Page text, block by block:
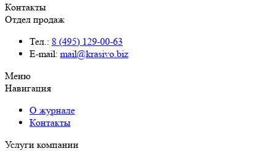
Контакты
Отдел продаж
Тел.: 8 (495) 129-00-63
E-mail: mail@krasivo.biz
Меню
Навигация
О журнале
Контакты
Услуги компании